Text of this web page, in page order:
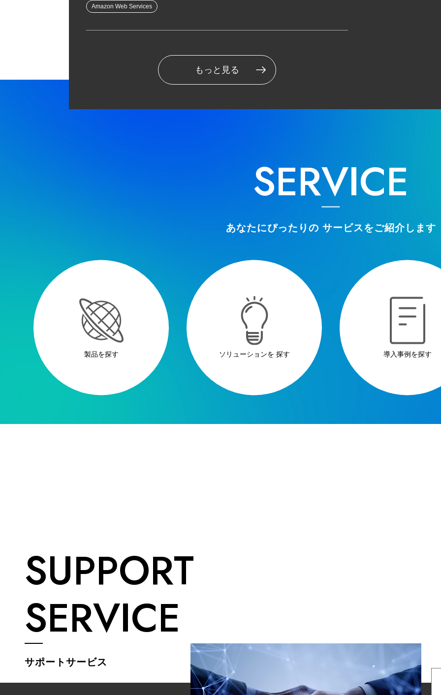
Amazon Web Services
もっと見る
SERVICE
あなたにぴったりの サービスをご紹介します
製品を探す ソリューションを 探す 導入事例を探す
SUPPORT
SERVICE
サポートサービス